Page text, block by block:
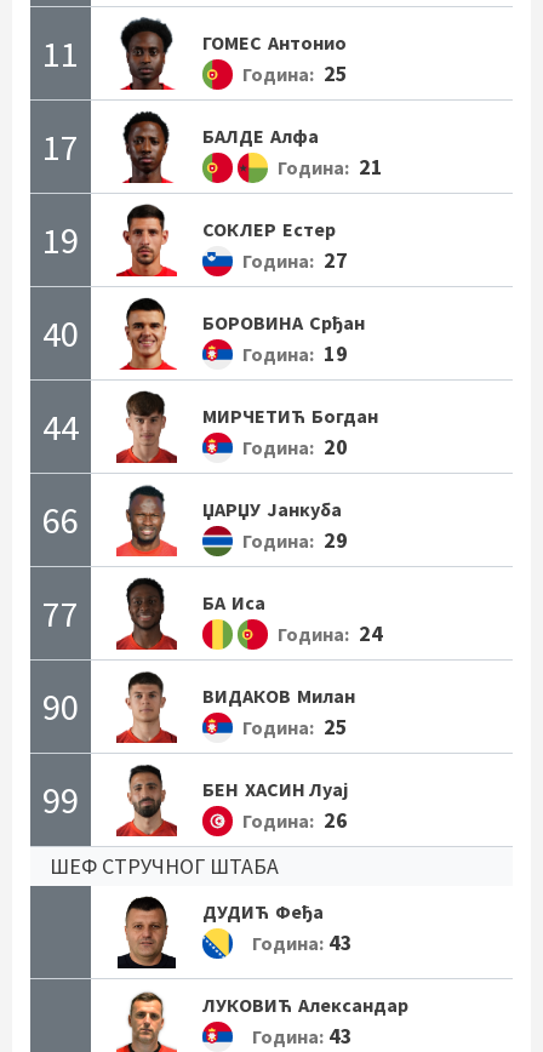
11 ГОМЕС Антонио
Година: 25
17 БАЛДЕ Алфа
Година: 21
19 СОКЛЕР Естер
Година: 27
40 БОРОВИНА Срђан
Година: 19
44 МИРЧЕТИЋ Богдан
Година: 20
66 ЏАРЏУ Јанкуба
Година: 29
77 БА Иса
Година: 24
90 ВИДАКОВ Милан
Година: 25
99 БЕН ХАСИН Луај
Година: 26
ШЕФ СТРУЧНОГ ШТАБА
ДУДИЋ Феђа
Година: 43
ЛУКОВИЋ Александар
Година: 43